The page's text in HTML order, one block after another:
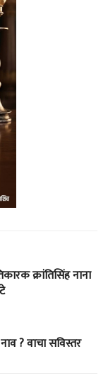
क्रांतिसिंह नाना
? वाचा सविस्तर